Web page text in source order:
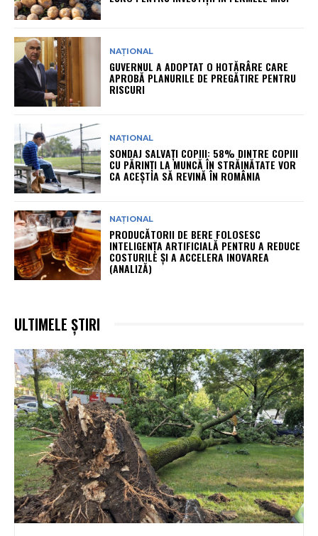
NAȚIONAL
GUVERNUL A ADOPTAT O HOTĂRÂRE CARE
APROBĂ PLANURILE DE PREGĂTIRE PENTRU
RISCURI
NAȚIONAL
SONDAJ SALVAȚI COPIII: 58% DINTRE COPIII
CU PĂRINȚI LA MUNCĂ ÎN STRĂINĂTATE VOR
CA ACEȘTIA SĂ REVINĂ ÎN ROMÂNIA
NAȚIONAL
PRODUCĂTORII DE BERE FOLOSESC
INTELIGENȚA ARTIFICIALĂ PENTRU A REDUCE
COSTURILE ȘI A ACCELERA INOVAREA
(ANALIZĂ)
ULTIMELE ȘTIRI